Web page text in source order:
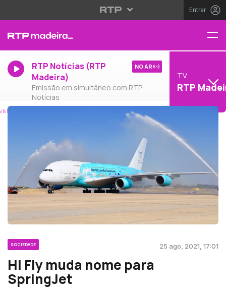
Entrar
RTP Notícias (RTP
Madeira)
Emissão em simultâneo com RTP
Notícias
NO AR
TV
RTP
SOCIEDADE 25 ago, 2021, 17:01
Hi Fly muda nome para
SpringJet